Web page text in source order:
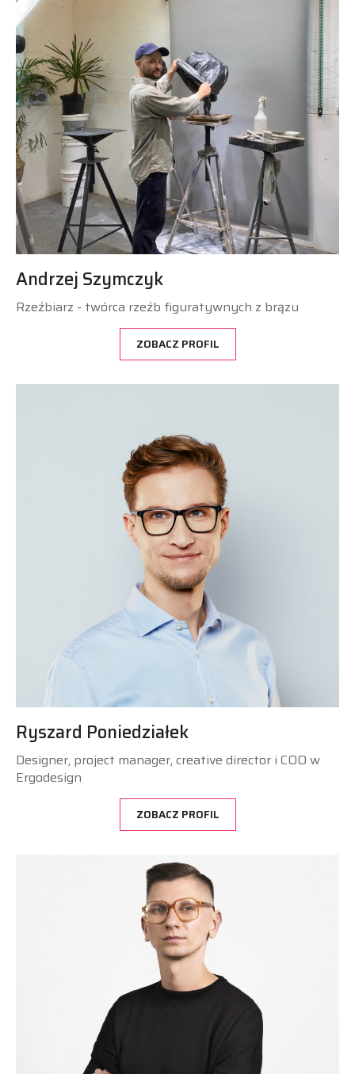
Andrzej Szymczyk
Rzeźbiarz - twórca rzeźb figuratywnych z brązu
ZOBACZ PROFIL
Ryszard Poniedziałek
Designer, project manager, creative director i COO w
Ergodesign
ZOBACZ PROFIL